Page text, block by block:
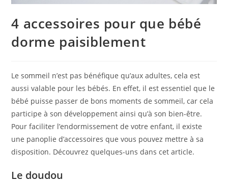
4 accessoires pour que bébé
dorme paisiblement
Le sommeil n’est pas bénéfique qu’aux adultes, cela est
aussi valable pour les bébés. En effet, il est essentiel que le
bébé puisse passer de bons moments de sommeil, car cela
participe à son développement ainsi qu’à son bien-être.
Pour faciliter l’endormissement de votre enfant, il existe
une panoplie d’accessoires que vous pouvez mettre à sa
disposition. Découvrez quelques-uns dans cet article.
Le doudou